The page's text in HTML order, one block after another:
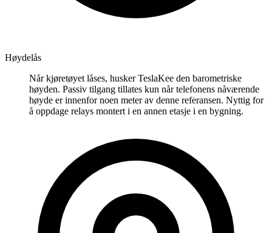
Høydelås
Når kjøretøyet låses, husker TeslaKee den barometriske
høyden. Passiv tilgang tillates kun når telefonens nåværende
høyde er innenfor noen meter av denne referansen. Nyttig for
å oppdage relays montert i en annen etasje i en bygning.